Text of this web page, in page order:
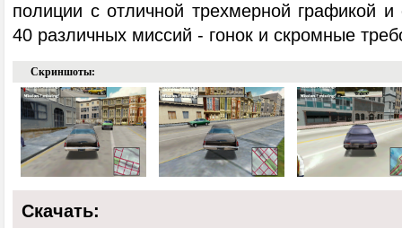
полиции с отличной трехмерной графикой
40 различных миссий - гонок и скромные
Скриншоты:
Скачать: